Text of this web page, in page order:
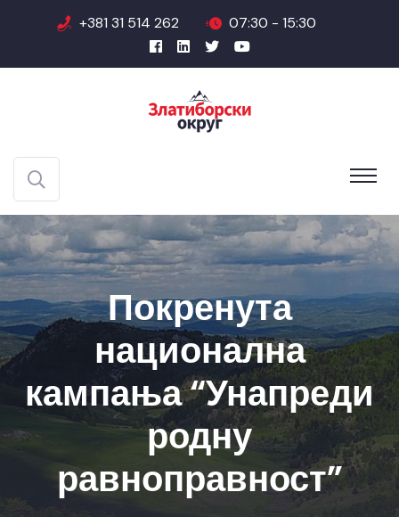
+381 31 514 262 07:30 - 15:30
Покренута
национална
кампања “Унапреди
родну
равноправност”